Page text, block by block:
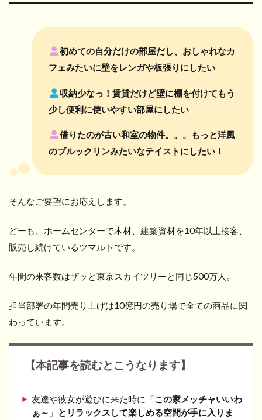
初めての自分だけの部屋だし、おしゃれなカ
フェみたいに壁をレンガや板張りにしたい
収納少なっ！賃貸だけど壁に棚を付けてもう
少し便利に使いやすい部屋にしたい
借りたのが古い和室の物件。。。もっと洋風
のブルックリンみたいなテイストにしたい！
そんなご要望にお応えします。
どーも、ホームセンターで木材、建築資材を10年以上接客、
販売し続けているツマルトです。
年間の来客数はザッと東京スカイツリーと同じ500万人。
担当部署の年間売り上げは10億円の売り場で全ての商品に関
わっています。
【本記事を読むとこうなります】
友達や彼女が遊びに来た時に
「この家メッチャいいわ
ぁ～」とリラックスして楽しめる空間が手に入りま